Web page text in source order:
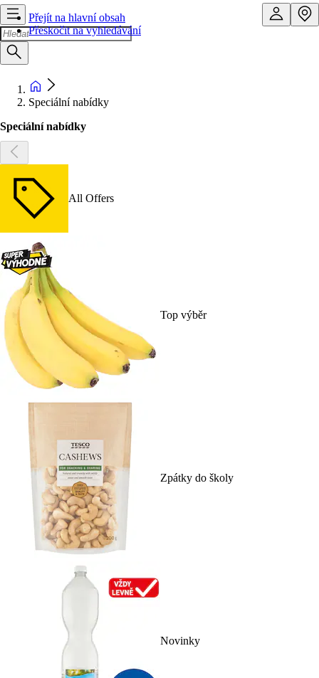
Přejít na hlavní obsah
Přeskočit na vyhledávání
Speciální nabídky
Speciální nabídky
All Offers
Top výběr
Zpátky do školy
Novinky